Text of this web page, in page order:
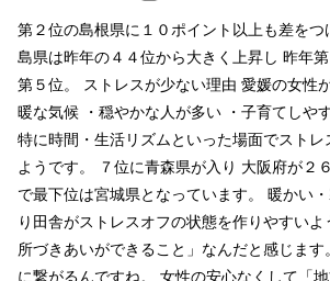
第２位の島根県に１０ポイント以上も差を
島県は昨年の４４位から大きく上昇し 昨年
第５位。 ストレスが少ない理由 愛媛の女性
暖な気候 ・穏やかな人が多い ・子育てしや
特に時間・生活リズムといった場面でストレ
ようです。 ７位に青森県が入り 大阪府が２
で最下位は宮城県となっています。 暖かい
り田舎がストレスオフの状態を作りやすい
所づきあいができること」なんだと感じま
に繋がるんですね。 女性の安心なくして「